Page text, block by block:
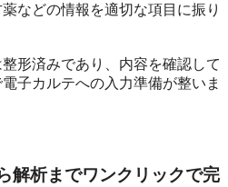
などの情報を適切な項目に振り
形済みであり、内容を確認して
子カルテへの入力準備が整いま
解析までワンクリックで完